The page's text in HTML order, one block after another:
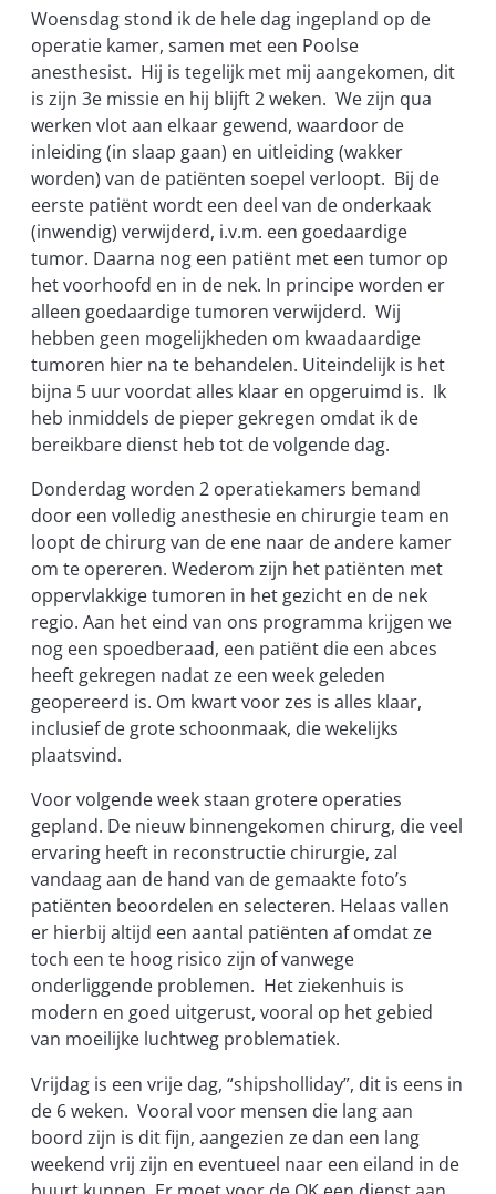
Woensdag stond ik de hele dag ingepland op de
operatie kamer, samen met een Poolse
anesthesist. Hij is tegelijk met mij aangekomen, dit
is zijn 3e missie en hij blijft 2 weken. We zijn qua
werken vlot aan elkaar gewend, waardoor de
inleiding (in slaap gaan) en uitleiding (wakker
worden) van de patiënten soepel verloopt. Bij de
eerste patiënt wordt een deel van de onderkaak
(inwendig) verwijderd, i.v.m. een goedaardige
tumor. Daarna nog een patiënt met een tumor op
het voorhoofd en in de nek. In principe worden er
alleen goedaardige tumoren verwijderd. Wij
hebben geen mogelijkheden om kwaadaardige
tumoren hier na te behandelen. Uiteindelijk is het
bijna 5 uur voordat alles klaar en opgeruimd is. Ik
heb inmiddels de pieper gekregen omdat ik de
bereikbare dienst heb tot de volgende dag.
Donderdag worden 2 operatiekamers bemand
door een volledig anesthesie en chirurgie team en
loopt de chirurg van de ene naar de andere kamer
om te opereren. Wederom zijn het patiënten met
oppervlakkige tumoren in het gezicht en de nek
regio. Aan het eind van ons programma krijgen we
nog een spoedberaad, een patiënt die een abces
heeft gekregen nadat ze een week geleden
geopereerd is. Om kwart voor zes is alles klaar,
inclusief de grote schoonmaak, die wekelijks
plaatsvind.
Voor volgende week staan grotere operaties
gepland. De nieuw binnengekomen chirurg, die veel
ervaring heeft in reconstructie chirurgie, zal
vandaag aan de hand van de gemaakte foto’s
patiënten beoordelen en selecteren. Helaas vallen
er hierbij altijd een aantal patiënten af omdat ze
toch een te hoog risico zijn of vanwege
onderliggende problemen. Het ziekenhuis is
modern en goed uitgerust, vooral op het gebied
van moeilijke luchtweg problematiek.
Vrijdag is een vrije dag, “shipsholliday”, dit is eens in
de 6 weken. Vooral voor mensen die lang aan
boord zijn is dit fijn, aangezien ze dan een lang
weekend vrij zijn en eventueel naar een eiland in de